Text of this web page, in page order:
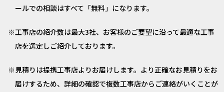
ールでの相談はすべて「無料」になります。
工事店の紹介数は最大3社、お客様のご要望に沿って最適な工事
店を選定しご紹介しております。
見積りは提携工事店よりお届けします。より正確なお見積りをお
届けするため、詳細の確認で複数工事店からご連絡がいくことが